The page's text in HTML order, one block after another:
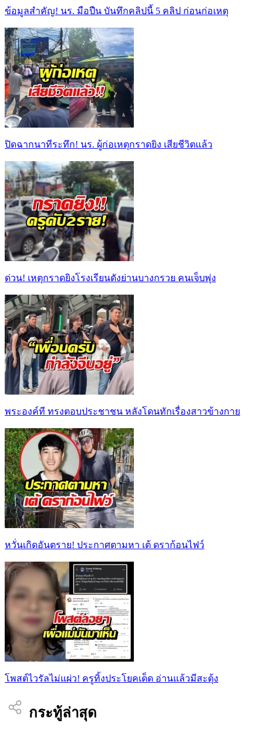
ข้อมูลสำคัญ! นร. มือปืน บันทึกคลิปนี้ 5 คลิป ก่อนก่อเหตุ
ปิดฉากนาทีระทึก! นร. ผู้ก่อเหตุกราดยิง เสียชีวิตแล้ว
ด่วน! เหตุกราดยิงโรงเรียนดังย่านบางกรวย คนเจ็บพุ่ง
พระองค์ที ทรงตอบประชาชน หลังโดนทักเรื่องสาวข้างกาย
หวั่นเกิดอันตราย! ประกาศตามหา เต้ ดราก้อนไฟว์
โพสต์ไวรัลไม่แผ่ว! ครูทิ้งประโยคเด็ด อ่านแล้วมีสะดุ้ง
กระทู้ล่าสุด